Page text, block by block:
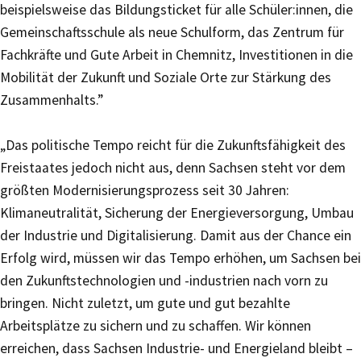
beispielsweise das Bildungsticket für alle Schüler:innen, die
Gemeinschaftsschule als neue Schulform, das Zentrum für
Fachkräfte und Gute Arbeit in Chemnitz, Investitionen in die
Mobilität der Zukunft und Soziale Orte zur Stärkung des
Zusammenhalts.”
„Das politische Tempo reicht für die Zukunftsfähigkeit des
Freistaates jedoch nicht aus, denn Sachsen steht vor dem
größten Modernisierungsprozess seit 30 Jahren:
Klimaneutralität, Sicherung der Energieversorgung, Umbau
der Industrie und Digitalisierung. Damit aus der Chance ein
Erfolg wird, müssen wir das Tempo erhöhen, um Sachsen bei
den Zukunftstechnologien und -industrien nach vorn zu
bringen. Nicht zuletzt, um gute und gut bezahlte
Arbeitsplätze zu sichern und zu schaffen. Wir können
erreichen, dass Sachsen Industrie- und Energieland bleibt –